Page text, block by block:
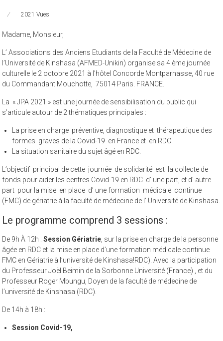
2021 Vues
Madame, Monsieur,
L’ Associations des Anciens Etudiants de la Faculté de Médecine de
l’Université de Kinshasa (AFMED-Unikin) organise sa 4 ème journée
culturelle le 2 octobre 2021 à l’hôtel Concorde Montparnasse, 40 rue
du Commandant Mouchotte, 75014 Paris. FRANCE.
La « JPA 2021 » est une journée de sensibilisation du public qui
s’articule autour de 2 thématiques principales :
La prise en charge préventive, diagnostique et thérapeutique des
formes graves de la Covid-19 en France et en RDC.
La situation sanitaire du sujet âgé en RDC.
L’objectif principal de cette journée de solidarité est la collecte de
fonds pour aider les centres Covid-19 en RDC d’ une part, et d’ autre
part pour la mise en place d’ une formation médicale continue
(FMC) de gériatrie à la faculté de médecine de l’ Université de Kinshasa.
Le programme comprend 3 sessions :
De 9h À 12h :Session Gériatrie , sur la prise en charge de la personne
âgée en RDC et la mise en place d’une formation médicale continue
FMC en Gériatrie à l’université de Kinshasa!RDC). Avec la participation
du Professeur Joël Beimin de la Sorbonne Université (France) , et du
Professeur Roger Mbungu, Doyen de la faculté de médecine de
l’université de Kinshasa (RDC).
De 14h à 18h :
Session Covid-19,